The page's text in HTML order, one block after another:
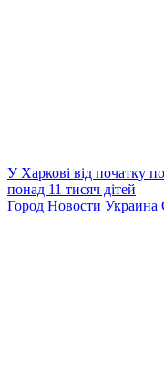
У Харкові від початку
понад 11 тисяч дітей
Город Новости Украина